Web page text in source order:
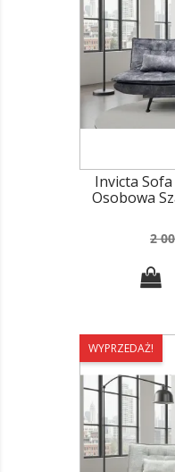
Invicta Sofa
Osobowa
2
WYPRZEDAŻ!